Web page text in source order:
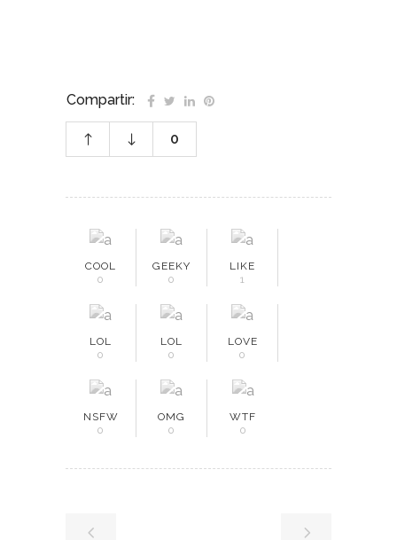
Compartir:
0
COOL
0
GEEKY
0
LIKE
1
LOL
0
LOL
0
LOVE
0
NSFW
0
OMG
0
WTF
0